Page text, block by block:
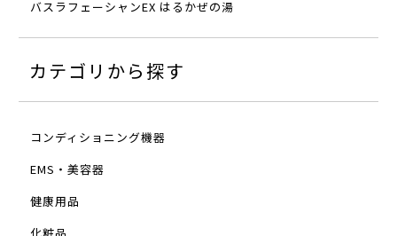
バスラフェーシャンEX はるかぜの湯
カテゴリから探す
コンディショニング機器
EMS・美容器
健康用品